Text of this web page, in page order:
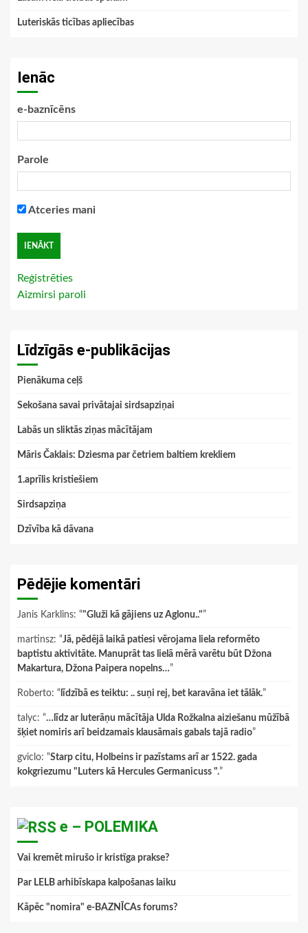
Luteriskās ticības apliecības
Ienāc
e-baznīcēns
Parole
Atceries mani
Reģistrēties
Aizmirsi paroli
Līdzīgās e-publikācijas
Pienākuma ceļš
Sekošana savai privātajai sirdsapziņai
Labās un sliktās ziņas mācītājam
Māris Čaklais: Dziesma par četriem baltiem krekliem
1.aprīlis kristiešiem
Sirdsapziņa
Dzīvība kā dāvana
Pēdējie komentāri
Janis Karklins: “"Gluži kā gājiens uz Aglonu.."”
martinsz: “Jā, pēdējā laikā patiesi vērojama liela reformēto
baptistu aktivitāte. Manuprāt tas lielā mērā varētu būt Džona
Makartura, Džona Paipera nopelns…”
Roberto: “ līdzībā es teiktu: .. suņi rej, bet karavāna iet tālāk.”
talyc: “…līdz ar luterāņu mācītāja Ulda Rožkalna aiziešanu mūžībā
šķiet nomiris arī beidzamais klausāmais gabals tajā radio”
gviclo: “Starp citu, Holbeins ir pazīstams arī ar 1522. gada
kokgriezumu "Luters kā Hercules Germanicuss ".”
e – POLEMIKA
Vai kremēt mirušo ir kristīga prakse?
Par LELB arhibīskapa kalpošanas laiku
Kāpēc "nomira" e-BAZNĪCAs forums?